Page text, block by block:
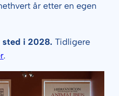
år etter en egen
sted i 2028.Tidligere
.